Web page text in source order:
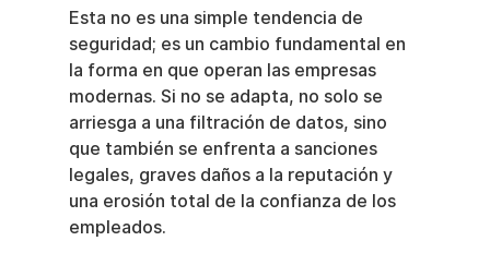
Esta no es una simple tendencia de
seguridad; es un cambio fundamental en
la forma en que operan las empresas
modernas. Si no se adapta, no solo se
arriesga a una filtración de datos, sino
que también se enfrenta a sanciones
legales, graves daños a la reputación y
una erosión total de la confianza de los
empleados.